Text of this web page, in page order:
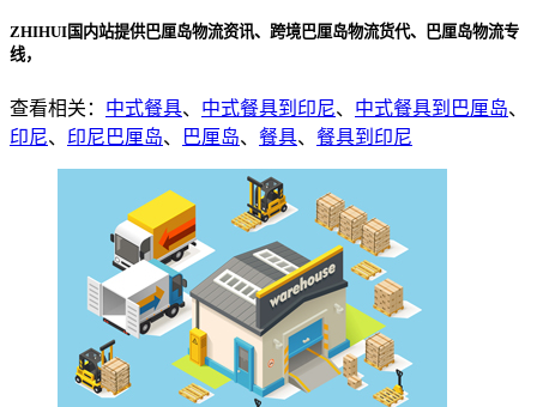
ZHIHUI国内站提供巴厘岛物流资讯、跨境巴厘岛物流货代、巴厘岛物流专
线，
查看相关： 中式餐具、 中式餐具到印尼、 中式餐具到巴厘岛、
印尼、 印尼巴厘岛、 巴厘岛、 餐具、 餐具到印尼